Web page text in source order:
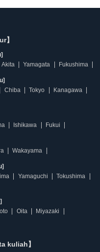
】
Akita Yamagata Fukushima
Chiba Tokyo
Kanagawa
Ishikawa Fukui
Wakayama
Yamaguchi
Tokushima
Oita
Miyazaki
kuliah】